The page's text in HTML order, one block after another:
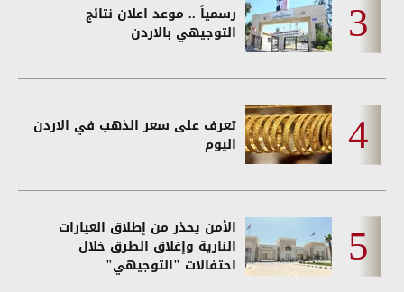
رسمياً .. موعد اعلان نتائج
التوجيهي بالاردن
تعرف على سعر الذهب في الاردن
اليوم
الأمن يحذر من إطلاق العيارات
النارية وإغلاق الطرق خلال
احتفالات "التوجيهي"